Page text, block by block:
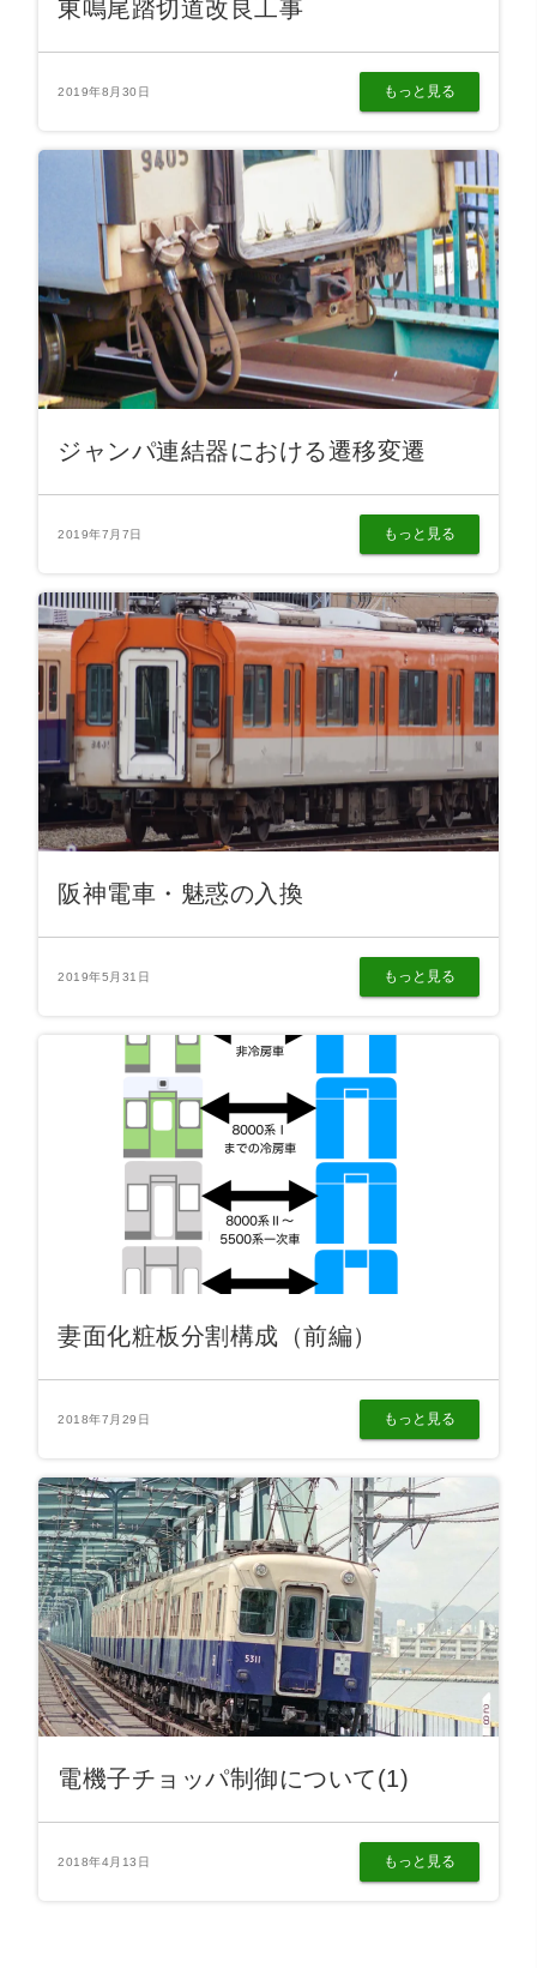
東鳴尾踏切道改良工事
2019年8月30日 もっと見る
ジャンパ連結器における遷移変遷
2019年7月7日 もっと見る
阪神電車・魅惑の入換
2019年5月31日 もっと見る
妻面化粧板分割構成（前編）
2018年7月29日 もっと見る
電機子チョッパ制御について(1)
2018年4月13日 もっと見る